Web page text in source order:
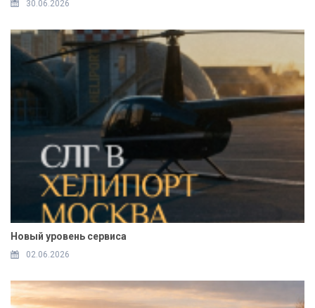
30.06.2026
Новый уровень сервиса
02.06.2026